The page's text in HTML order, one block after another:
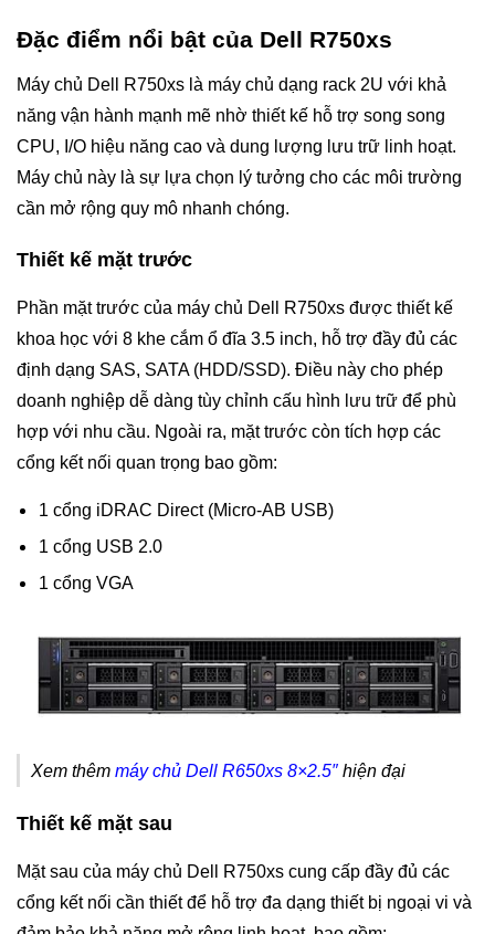
Đặc điểm nổi bật của Dell R750xs
Máy chủ Dell R750xs là máy chủ dạng rack 2U với khả
năng vận hành mạnh mẽ nhờ thiết kế hỗ trợ song song
CPU, I/O hiệu năng cao và dung lượng lưu trữ linh hoạt.
Máy chủ này là sự lựa chọn lý tưởng cho các môi trường
cần mở rộng quy mô nhanh chóng.
Thiết kế mặt trước
Phần mặt trước của máy chủ Dell R750xs được thiết kế
khoa học với 8 khe cắm ổ đĩa 3.5 inch, hỗ trợ đầy đủ các
định dạng SAS, SATA (HDD/SSD). Điều này cho phép
doanh nghiệp dễ dàng tùy chỉnh cấu hình lưu trữ để phù
hợp với nhu cầu. Ngoài ra, mặt trước còn tích hợp các
cổng kết nối quan trọng bao gồm:
1 cổng iDRAC Direct (Micro-AB USB)
1 cổng USB 2.0
1 cổng VGA
Xem thêm máy chủ Dell R650xs 8×2.5″ hiện đại
Thiết kế mặt sau
Mặt sau của máy chủ Dell R750xs cung cấp đầy đủ các
cổng kết nối cần thiết để hỗ trợ đa dạng thiết bị ngoại vi và